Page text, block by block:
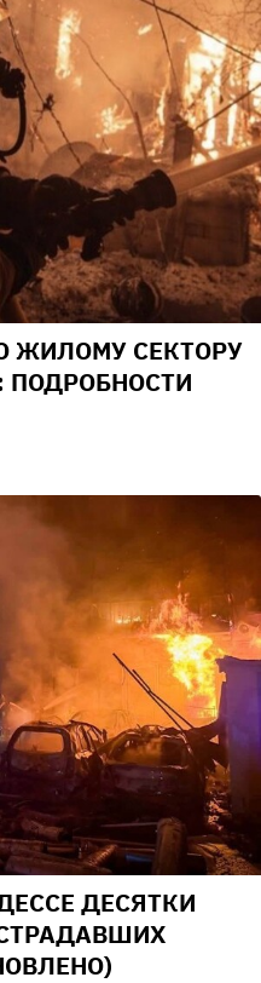
ЖИЛОМУ СЕКТОРУ
ПОДРОБНОСТИ
ДЕСЯТКИ